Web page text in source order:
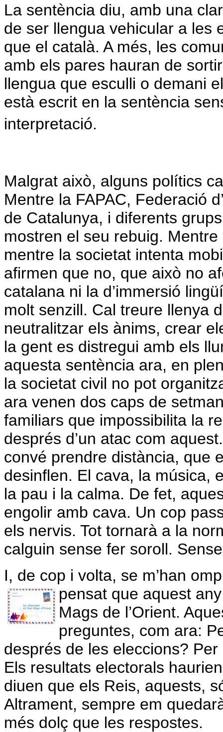
La sentència diu, amb una
de ser llengua vehicular a les
que el català. A més, les
amb els pares hauran de
llengua que esculli o demani
està escrit en la sentència
interpretació.
Malgrat això, alguns polítics
Mentre la FAPAC, Federació
de Catalunya, i diferents
mostren el seu rebuig.
mentre la societat intenta
afirmen que no, que això no
catalana ni la d’immersió
molt senzill. Cal treure llenya
neutralitzar els ànims, crear
la gent es distregui amb els
aquesta sentència ara, en
la societat civil no pot
ara venen dos caps de
familiars que impossibilita la
després d’un atac com
convé prendre distància, que
desinflen. El cava, la música,
la pau i la calma. De fet,
engolir amb cava. Un cop
els nervis. Tot tornarà a la
calguin sense fer soroll.
I, de cop i volta, se m’han
pensat que aquest
Mags de l’Orient.
preguntes, com ara:
després de les eleccions?
Els resultats electorals
diuen que els Reis, aquests,
Altrament, sempre em
més dolç que les respostes.